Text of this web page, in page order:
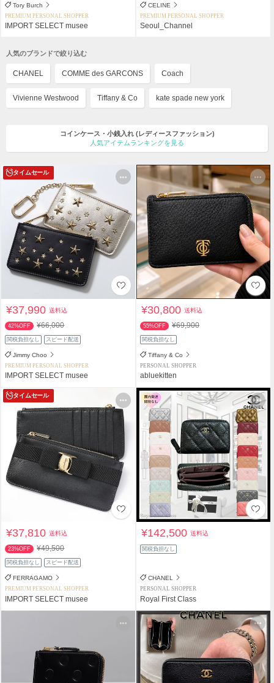
Tory Burch
PREMIUM PERSONAL SHOPPER
IMPORT SELECT musee
CELINE
PREMIUM PERSONAL SHOPPER
Seoul_Channel
人気のブランドで絞り込む
CHANEL COMME des GARCONS Coach
Vivienne Westwood Tiffany & Co kate spade new york
コインケース・小銭入れ (レディースファッション)
人気アイテムランキングを見る
タイムセール
¥37,990送料込
42%OFF ¥66,000
関税負担なし スピード配送
Jimmy Choo
PREMIUM PERSONAL SHOPPER
IMPORT SELECT musee
¥30,800送料込
55%OFF ¥69,900
関税負担なし
Tiffany & Co
PERSONAL SHOPPER
abluekitten
タイムセール
¥37,810送料込
23%OFF ¥49,500
関税負担なし スピード配送
FERRAGAMO
PREMIUM PERSONAL SHOPPER
IMPORT SELECT musee
¥142,500送料込
関税負担なし
CHANEL
PERSONAL SHOPPER
Royal First Class